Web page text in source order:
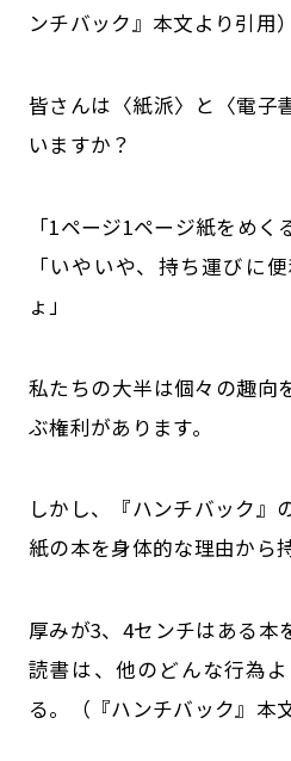
ンチバック』本文より引用）
皆さんは〈紙派〉と〈電子
いますか？
「1ページ1ページ紙をめく
「いやいや、持ち運びに
ょ」
私たちの大半は個々の趣向
ぶ権利があります。
しかし、『ハンチバック』
紙の本を身体的な理由から
厚みが3、4センチはある本
読書は、他のどんな行為
る。（『ハンチバック』本